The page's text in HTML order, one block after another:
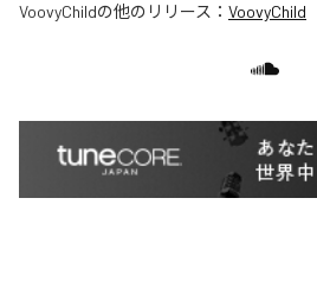
VoovyChildの他のリリース： VoovyChild